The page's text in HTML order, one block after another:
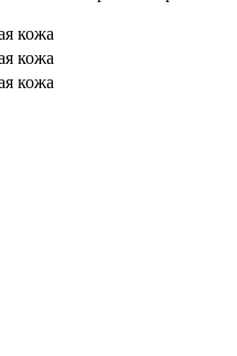
кожа
кожа
кожа